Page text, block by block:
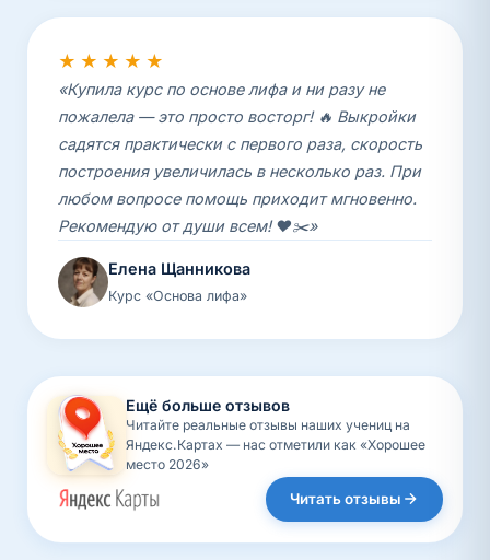
★★★★★
«Купила курс по основе лифа и ни разу не
пожалела — это просто восторг! 🔥 Выкройки
садятся практически с первого раза, скорость
построения увеличилась в несколько раз. При
любом вопросе помощь приходит мгновенно.
Рекомендую от души всем! ❤️✂️»
Елена Щанникова
Курс «Основа лифа»
Ещё больше отзывов
Читайте реальные отзывы наших учениц на
Яндекс.Картах — нас отметили как «Хорошее
место 2026»
Читать отзывы